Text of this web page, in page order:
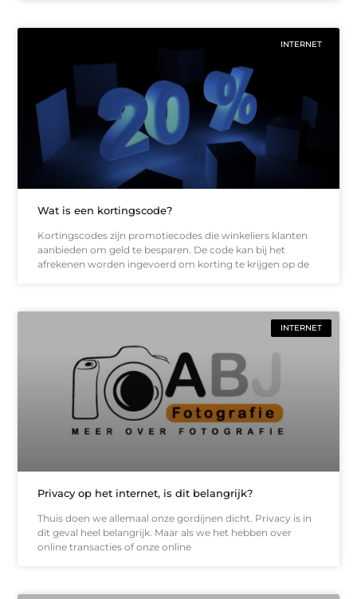
INTERNET
Wat is een kortingscode?
Kortingscodes zijn promotiecodes die winkeliers klanten
aanbieden om geld te besparen. De code kan bij het
afrekenen worden ingevoerd om korting te krijgen op de
INTERNET
Privacy op het internet, is dit belangrijk?
Thuis doen we allemaal onze gordijnen dicht. Privacy is in
dit geval heel belangrijk. Maar als we het hebben over
online transacties of onze online